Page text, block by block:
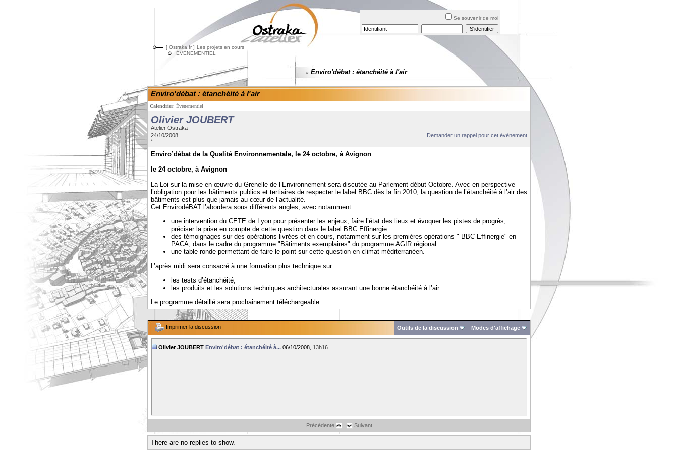
Se souvenir de moi
[ Ostraka.fr ] Les projets en cours
ÉVÈNEMENTIEL
» Enviro'débat : étanchéité à l'air
Enviro'débat : étanchéité à l'air
Calendrier: Événementiel
Olivier JOUBERT
Atelier Ostraka
Demander un rappel pour cet événement
24/10/2008
*
Enviro’débat de la Qualité Environnementale, le 24 octobre, à Avignon
le 24 octobre, à Avignon
La Loi sur la mise en œuvre du Grenelle de l’Environnement sera discutée au Parlement début Octobre. Avec en perspective
l’obligation pour les bâtiments publics et tertiaires de respecter le label BBC dès la fin 2010, la question de l’étanchéité à l’air des
bâtiments est plus que jamais au cœur de l’actualité.
Cet EnvirodéBAT l’abordera sous différents angles, avec notamment
une intervention du CETE de Lyon pour présenter les enjeux, faire l’état des lieux et évoquer les pistes de progrès,
préciser la prise en compte de cette question dans le label BBC Effinergie.
des témoignages sur des opérations livrées et en cours, notamment sur les premières opérations " BBC Effinergie" en
PACA, dans le cadre du programme "Bâtiments exemplaires" du programme AGIR régional.
une table ronde permettant de faire le point sur cette question en climat méditerranéen.
L’après midi sera consacré à une formation plus technique sur
les tests d’étanchéité,
les produits et les solutions techniques architecturales assurant une bonne étanchéité à l’air.
Le programme détaillé sera prochainement téléchargeable.
Imprimer la discussion Outils de la discussion Modes d'affichage
Olivier JOUBERT Enviro'débat : étanchéité à... 06/10/2008, 13h16
Précédente Suivant
There are no replies to show.